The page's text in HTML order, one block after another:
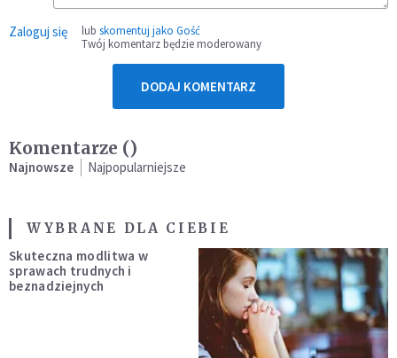
Zaloguj się lub skomentuj jako Gość
Twój komentarz będzie moderowany
DODAJ KOMENTARZ
Komentarze ()
Najnowsze Najpopularniejsze
WYBRANE DLA CIEBIE
Skuteczna modlitwa w
sprawach trudnych i
beznadziejnych